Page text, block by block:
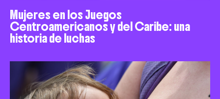
Mujeres en los Juegos
Centroamericanos y del Caribe: una
historia de luchas